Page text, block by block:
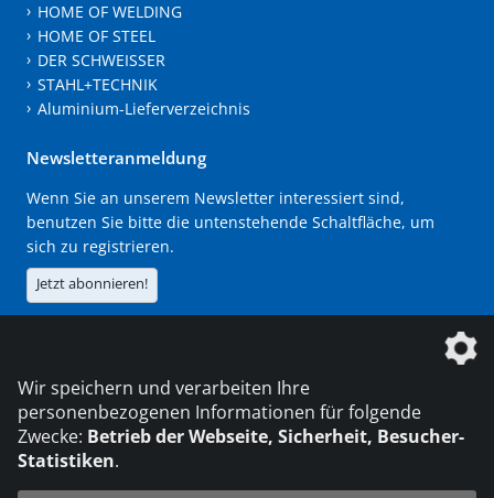
HOME OF WELDING
HOME OF STEEL
DER SCHWEISSER
STAHL+TECHNIK
Aluminium-Lieferverzeichnis
Newsletteranmeldung
Wenn Sie an unserem Newsletter interessiert sind,
benutzen Sie bitte die untenstehende Schaltfläche, um
sich zu registrieren.
Jetzt abonnieren!
Die DVS Media GmbH ist ein Unternehmen der
Wir speichern und verarbeiten Ihre
personenbezogenen Informationen für folgende
Zwecke: Betrieb der Webseite, Sicherheit, Besucher-
Statistiken.